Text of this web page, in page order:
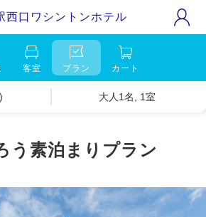
西口ワシントンホテル
客室 プラン カート
大人1名, 1室
う素泊まりプラン